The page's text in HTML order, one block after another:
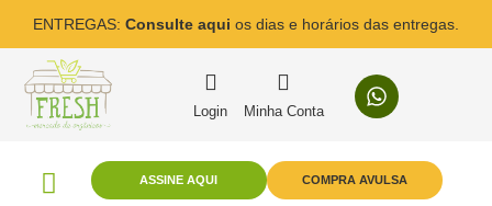
ENTREGAS: Consulte aqui os dias e horários das entregas.
Login Minha Conta
ASSINE AQUI COMPRA AVULSA